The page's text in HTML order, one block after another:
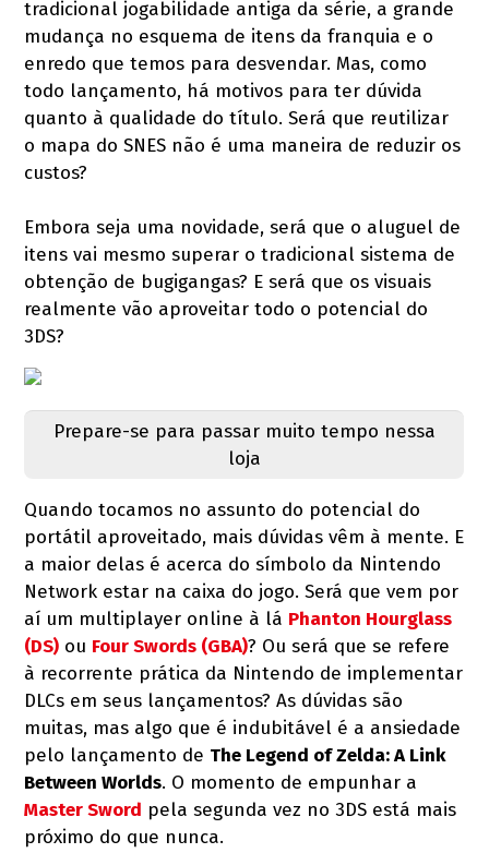
tradicional jogabilidade antiga da série, a grande
mudança no esquema de itens da franquia e o
enredo que temos para desvendar. Mas, como
todo lançamento, há motivos para ter dúvida
quanto à qualidade do título. Será que reutilizar
o mapa do SNES não é uma maneira de reduzir os
custos?
Embora seja uma novidade, será que o aluguel de
itens vai mesmo superar o tradicional sistema de
obtenção de bugigangas? E será que os visuais
realmente vão aproveitar todo o potencial do
3DS?
Prepare-se para passar muito tempo nessa
loja
Quando tocamos no assunto do potencial do
portátil aproveitado, mais dúvidas vêm à mente. E
a maior delas é acerca do símbolo da Nintendo
Network estar na caixa do jogo. Será que vem por
aí um multiplayer online à lá Phanton Hourglass
(DS) ou Four Swords (GBA)? Ou será que se refere
à recorrente prática da Nintendo de implementar
DLCs em seus lançamentos? As dúvidas são
muitas, mas algo que é indubitável é a ansiedade
pelo lançamento de The Legend of Zelda: A Link
Between Worlds. O momento de empunhar a
Master Sword pela segunda vez no 3DS está mais
próximo do que nunca.